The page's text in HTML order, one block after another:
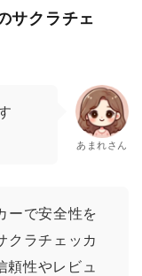
サクラチェ
あまれさん
ーで安全性を
クラチェッカ
性やレビュ